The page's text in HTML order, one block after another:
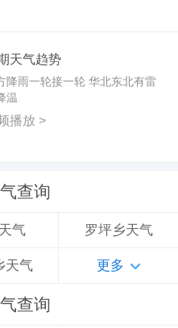
天气趋势
降雨一轮接一轮 华北东北有雷
温
播放 >
查询
气 罗坪乡天气
天气 更多
查询